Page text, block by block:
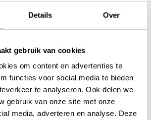
Details Over
gebruik van cookies
om content en advertenties te
functies voor social media te bieden
te analyseren. Ook delen we
gebruik van onze site met onze
media, adverteren en analyse. Deze
Pagina 1 van 1